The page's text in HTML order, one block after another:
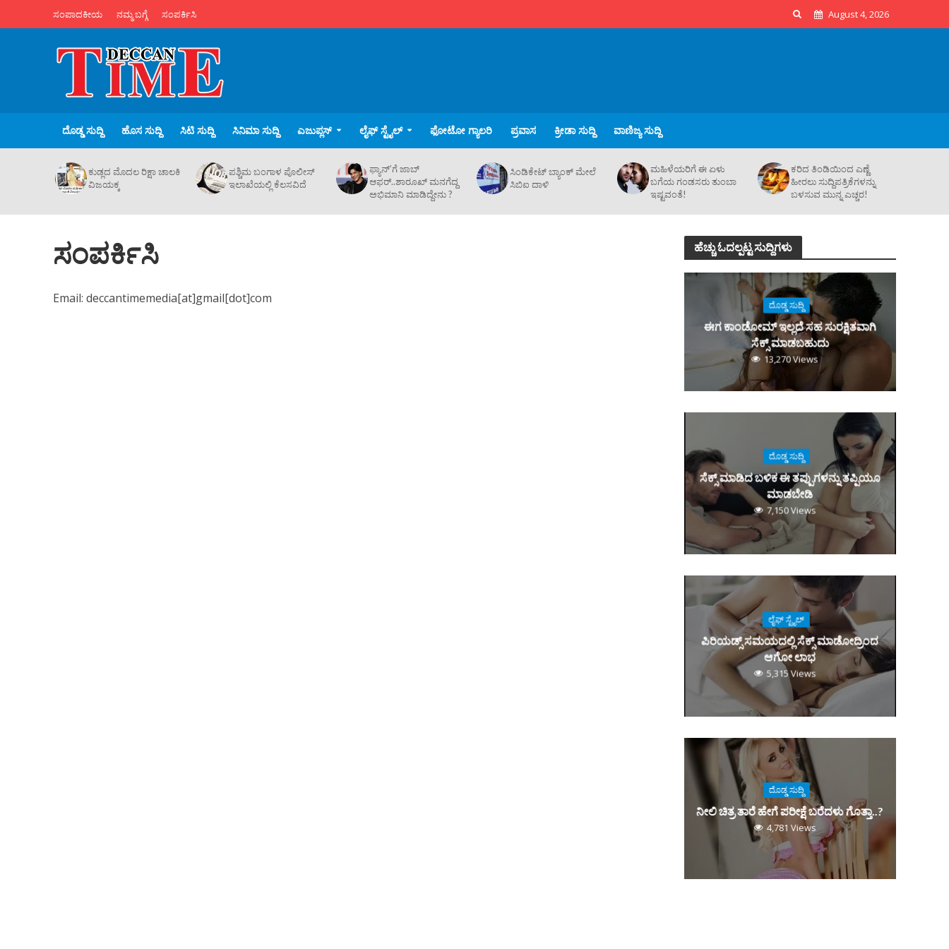
ಸಂಪಾದಕೀಯ ನಮ್ಮ ಬಗ್ಗೆ ಸಂಪರ್ಕಿಸಿ August 4, 2026
ದೊಡ್ಡ ಸುದ್ದಿ ಹೊಸ ಸುದ್ದಿ ಸಿಟಿ ಸುದ್ದಿ ಸಿನಿಮಾ ಸುದ್ದಿ ಎಜುಪ್ಲಸ್ ಲೈಫ್ ಸ್ಟೈಲ್ ಫೋಟೋ ಗ್ಯಾಲರಿ ಪ್ರವಾಸ ಕ್ರೀಡಾ ಸುದ್ದಿ ವಾಣಿಜ್ಯ ಸುದ್ದಿ
ಕುಡ್ಲದ ಮೊದಲ ರಿಕ್ಷಾ ಚಾಲಕಿ‌
ವಿಜಯಕ್ಕ
ಪಶ್ಚಿಮ ಬಂಗಾಳ ಪೊಲೀಸ್
ಇಲಾಖೆಯಲ್ಲಿ ಕೆಲಸವಿದೆ
ಫ್ಯಾನ್’ಗೆ ಜಾಬ್
ಆಫರ್..ಶಾರೂಖ್ ಮನಗೆದ್ದ
ಅಭಿಮಾನಿ ಮಾಡಿದ್ದೇನು ?
ಸಿಂಡಿಕೇಟ್ ಬ್ಯಾಂಕ್ ಮೇಲೆ
ಸಿಬಿಐ ದಾಳಿ
ಮಹಿಳೆಯರಿಗೆ ಈ ಏಳು
ಬಗೆಯ ಗಂಡಸರು ತುಂಬಾ
ಇಷ್ಟವಂತೆ!
ಕರಿದ ತಿಂಡಿಯಿಂದ ಎಣ್ಣೆ
ಹೀರಲು ಸುದ್ದಿಪತ್ರಿಕೆಗಳನ್ನು
ಬಳಸುವ ಮುನ್ನ ಎಚ್ಚರ!
ಸಂಪರ್ಕಿಸಿ
Email: deccantimemedia[at]gmail[dot]com
ಹೆಚ್ಚು ಓದಲ್ಪಟ್ಟ ಸುದ್ದಿಗಳು
ದೊಡ್ಡ ಸುದ್ದಿ
ಈಗ ಕಾಂಡೋಮ್‌ ಇಲ್ಲದೆ ಸಹ ಸುರಕ್ಷಿತವಾಗಿ
ಸೆಕ್ಸ್‌ ಮಾಡಬಹುದು
13,270 Views
ದೊಡ್ಡ ಸುದ್ದಿ
ಸೆಕ್ಸ್‌ ಮಾಡಿದ ಬಳಿಕ ಈ ತಪ್ಪುಗಳನ್ನು ತಪ್ಪಿಯೂ
ಮಾಡಬೇಡಿ
7,150 Views
ಲೈಫ್ ಸ್ಟೈಲ್
ಪಿರಿಯಡ್ಸ್‌ ಸಮಯದಲ್ಲಿ ಸೆಕ್ಸ್‌ ಮಾಡೋದ್ರಿಂದ
ಆಗೋ ಲಾಭ
5,315 Views
ದೊಡ್ಡ ಸುದ್ದಿ
ನೀಲಿ ಚಿತ್ರ ತಾರೆ ಹೇಗೆ ಪರೀಕ್ಷೆ ಬರೆದಳು ಗೊತ್ತಾ..?
4,781 Views